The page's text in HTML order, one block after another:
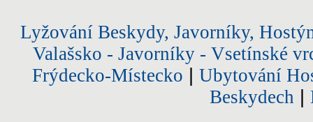
Lyžování Beskydy, Javorníky,
Valašsko - Javorníky - Vsetínské
Frýdecko-Místecko
Ubytování
Beskydech